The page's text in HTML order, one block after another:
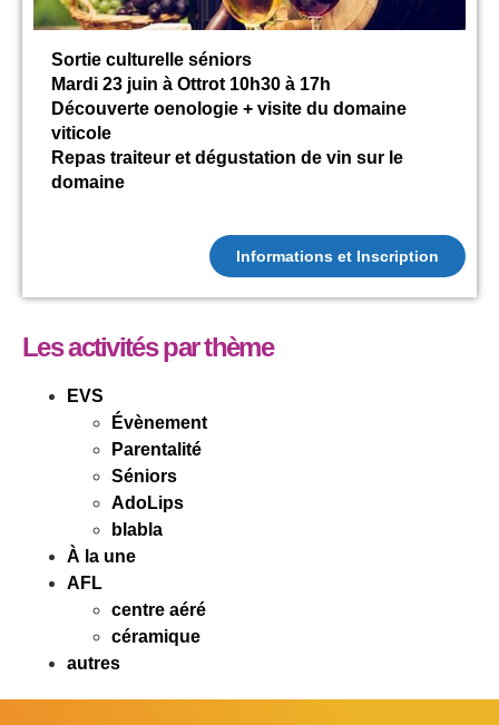
Sortie culturelle séniors
Mardi 23 juin à Ottrot 10h30 à 17h
Découverte oenologie + visite du domaine
viticole
Repas traiteur et dégustation de vin sur le
domaine
Informations et Inscription
Les activités par thème
EVS
Évènement
Parentalité
Séniors
AdoLips
blabla
À la une
AFL
centre aéré
céramique
autres